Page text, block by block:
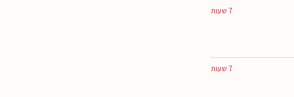
7 שעות
7 שעות